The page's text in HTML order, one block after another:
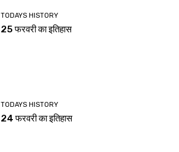
TODAYS HISTORY
25 फरवरी का इतिहास
TODAYS HISTORY
24 फरवरी का इतिहास